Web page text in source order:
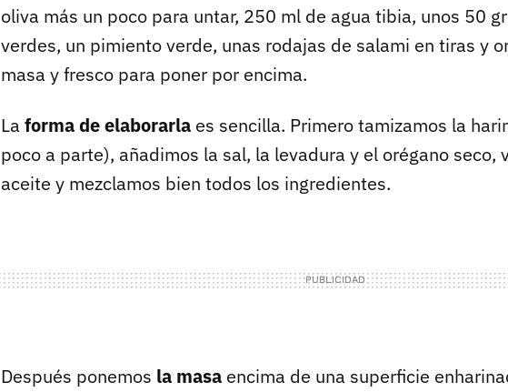
oliva más un poco para untar, 250 ml de agua tibia, unos 50
verdes, un pimiento verde, unas rodajas de salami en tiras y
masa y fresco para poner por encima.
La forma de elaborarla es sencilla. Primero tamizamos la
poco a parte), añadimos la sal, la levadura y el orégano seco,
aceite y mezclamos bien todos los ingredientes.
Después ponemos la masa encima de una superficie